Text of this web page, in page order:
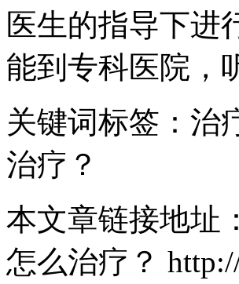
医生的指导下进
能到专科医院，
关键词标签：治
治疗？
本文章链接地址
怎么治疗？